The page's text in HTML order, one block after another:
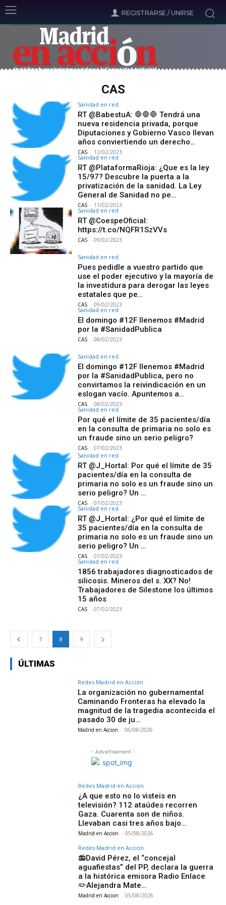
REGISTRARSE / UNIRSE
CAS
Sanidad en red
RT @BabestuA: 🛑🛑🛑 Tendrá una
nueva residencia privada, porque
Diputaciones y Gobierno Vasco llevan
años conviertiendo un derecho…
CAS - 12/02/2023
Sanidad en red
RT @PlataformaRioja: ¿Que es la ley
15/97? Descubre la puerta a la
privatización de la sanidad. La Ley
General de Sanidad no pe…
CAS - 11/02/2023
Sanidad en red
RT @CoespeOficial:
https://t.co/NQFR1SzVVs
CAS - 09/02/2023
Sanidad en red
Pues pedidle a vuestro partido que
use el poder ejecutivo y la mayoría de
la investidura para derogar las leyes
estatales que pe…
CAS - 09/02/2023
Sanidad en red
El domingo #12F llenemos #Madrid
por la #SanidadPublica
CAS - 08/02/2023
Sanidad en red
El domingo #12F llenemos #Madrid
por la #SanidadPublica, pero no
convirtamos la reivindicación en un
eslogan vacío. Apuntemos a…
CAS - 08/02/2023
Sanidad en red
Por qué el límite de 35 pacientes/día
en la consulta de primaria no solo es
un fraude sino un serio peligro?
CAS - 07/02/2023
Sanidad en red
RT @J_Hortal: Por qué el límite de 35
pacientes/día en la consulta de
primaria no solo es un fraude sino un
serio peligro? Un …
CAS - 07/02/2023
Sanidad en red
RT @J_Hortal: ¿Por qué el límite de
35 pacientes/día en la consulta de
primaria no solo es un fraude sino un
serio peligro? Un …
CAS - 07/02/2023
Sanidad en red
1856 trabajadores diagnosticados de
silicosis. Mineros del s. XX? No!
Trabajadores de Silestone los últimos
15 años
CAS - 07/02/2023
7 8 9
ÚLTIMAS
Redes Madrid en Acción
La organización no gubernamental
Caminando Fronteras ha elevado la
magnitud de la tragedia acontecida el
pasado 30 de ju…
Madrid en Accion - 06/08/2026
- Advertisement -
Redes Madrid en Acción
¿A que esto no lo visteis en
televisión? 112 ataúdes recorren
Gaza. Cuarenta son de niños.
Llevaban casi tres años bajo…
Madrid en Accion - 05/08/2026
Redes Madrid en Acción
📻David Pérez, el “concejal
aguafiestas” del PP, declara la guerra
a la histórica emisora Radio Enlace
✏️Alejandra Mate…
Madrid en Accion - 05/08/2026